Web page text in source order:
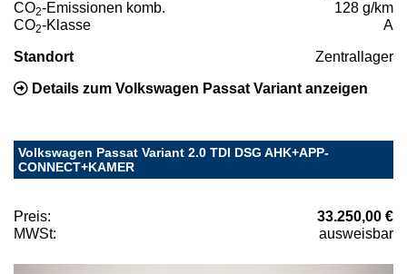
CO2-Emissionen komb.
128 g/km
CO2-Klasse A
Standort Zentrallager
Details zum Volkswagen Passat Variant anzeigen
Volkswagen Passat Variant 2.0 TDI DSG AHK+APP-
CONNECT+KAMER
Preis:
33.250,00 €
MWSt:
ausweisbar